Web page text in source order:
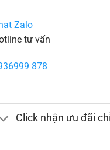
Zalo
tư vấn
878
Click nhận ưu đãi